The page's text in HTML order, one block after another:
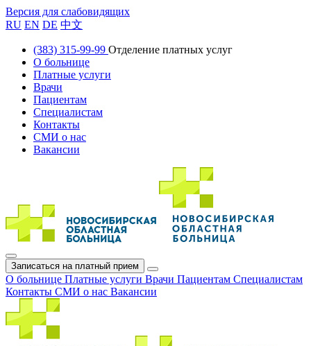
Версия для слабовидящих
RU EN DE 中文
(383) 315-99-99 Отделение платных услуг
О больнице
Платные услуги
Врачи
Пациентам
Специалистам
Контакты
СМИ о нас
Вакансии
Записаться на платный прием
О больнице Платные услуги Врачи Пациентам Специалистам
Контакты СМИ о нас Вакансии